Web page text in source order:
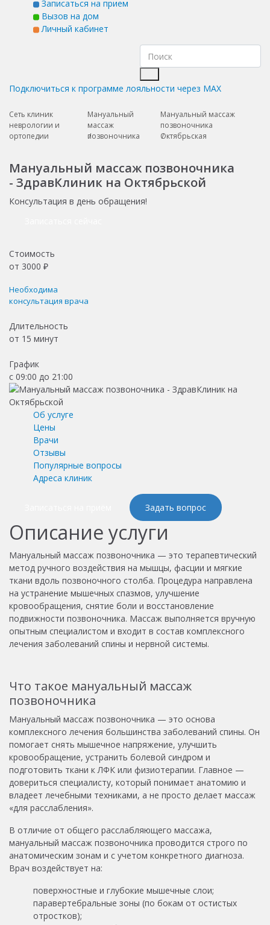
Записаться на прием
Вызов на дом
Личный кабинет
Подключиться к программе лояльности через MAX
Сеть клиник
неврологии и
ортопедии
Мануальный
массаж
позвоночника
Мануальный массаж
позвоночника
Октябрьская
Мануальный массаж позвоночника
- ЗдравКлиник на Октябрьской
Консультация в день обращения!
Стоимость
от 3000 ₽
Необходима
консультация врача
Длительность
от 15 минут
График
с 09:00 до 21:00
Об услуге
Цены
Врачи
Отзывы
Популярные вопросы
Адреса клиник
Задать вопрос
Описание услуги
Мануальный массаж позвоночника — это терапевтический
метод ручного воздействия на мышцы, фасции и мягкие
ткани вдоль позвоночного столба. Процедура направлена
на устранение мышечных спазмов, улучшение
кровообращения, снятие боли и восстановление
подвижности позвоночника. Массаж выполняется вручную
опытным специалистом и входит в состав комплексного
лечения заболеваний спины и нервной системы.
Что такое мануальный массаж
позвоночника
Мануальный массаж позвоночника — это основа
комплексного лечения большинства заболеваний спины. Он
помогает снять мышечное напряжение, улучшить
кровообращение, устранить болевой синдром и
подготовить ткани к ЛФК или физиотерапии. Главное —
довериться специалисту, который понимает анатомию и
владеет лечебными техниками, а не просто делает массаж
«для расслабления».
В отличие от общего расслабляющего массажа,
мануальный массаж позвоночника проводится строго по
анатомическим зонам и с учетом конкретного диагноза.
Врач воздействует на:
поверхностные и глубокие мышечные слои;
паравертебральные зоны (по бокам от остистых
отростков);